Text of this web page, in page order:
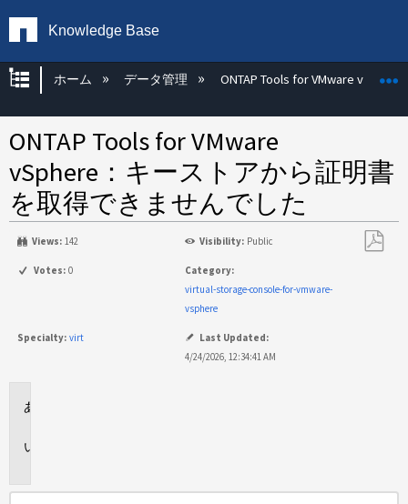
Knowledge Base
グローバル階層を展開/折りたたむ
ホーム データ管理 ONTAP Tools for VMware vSphere
ONTAP Tools for VMware
vSphere：キーストアから証明書
を取得できませんでした
Views: 142 Visibility: Public
Votes: 0
Category:
virtual-storage-console-for-vmware-
vsphere
Specialty: virt
Last Updated:
4/24/2026, 12:34:41 AM